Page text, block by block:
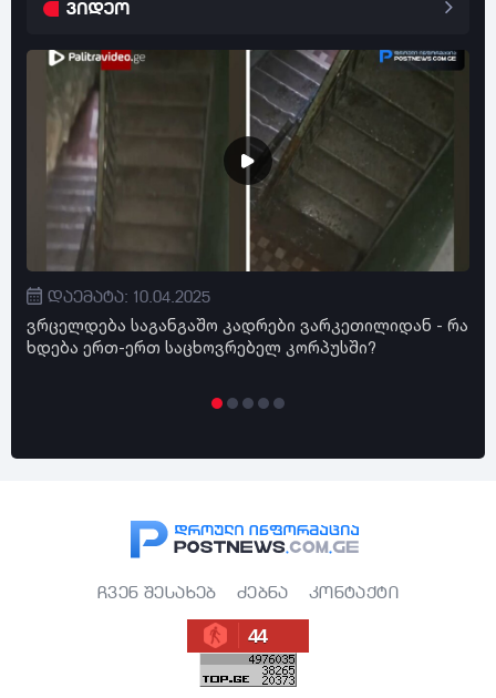
ვიდეო
დაემატა: 10.04.2025
ვრცელდება საგანგაშო კადრები ვარკეთილიდან - რა
ხდება ერთ-ერთ საცხოვრებელ კორპუსში?
ჩვენ შესახებ ძებნა კონტაქტი
44